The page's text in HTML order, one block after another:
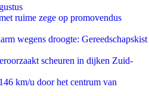
ruime zege op promovendus
wegens droogte: Gereedschapskist
scheuren in dijken Zuid-
km/u door het centrum van